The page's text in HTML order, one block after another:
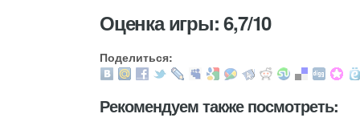
Оценка игры: 6,7/10
Поделиться:
Рекомендуем также посмотреть: